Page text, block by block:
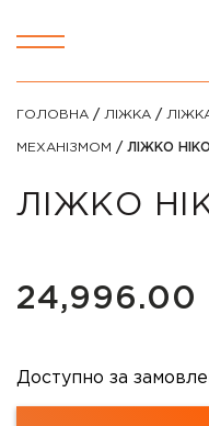
ГОЛОВНА / ЛІЖКА /
МЕХАНІЗМОМ / ЛІЖКО
ЛІЖКО
24,996.00
Доступно за